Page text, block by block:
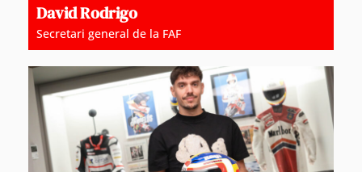
David Rodrigo
Secretari general de la FAF